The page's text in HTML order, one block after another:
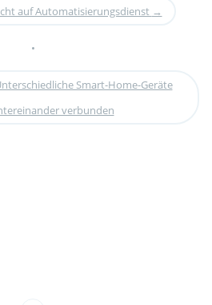
auf Automatisierungsdienst →
•
Smart-Home-Geräte
verbunden